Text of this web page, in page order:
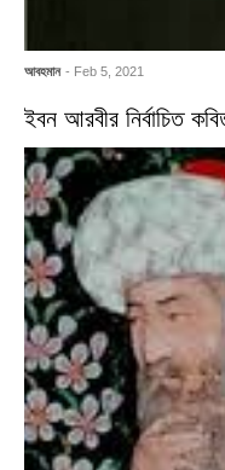
আবহমান - Feb 5, 2021
ইবন আরবীর নির্বাচিত